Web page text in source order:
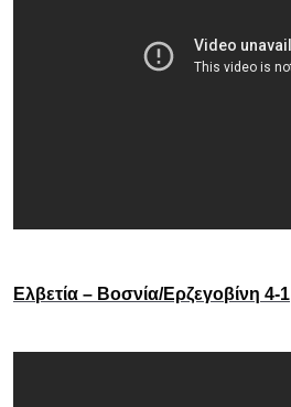
Ελβετία – Βοσνία/Ερζεγοβίνη 4-1